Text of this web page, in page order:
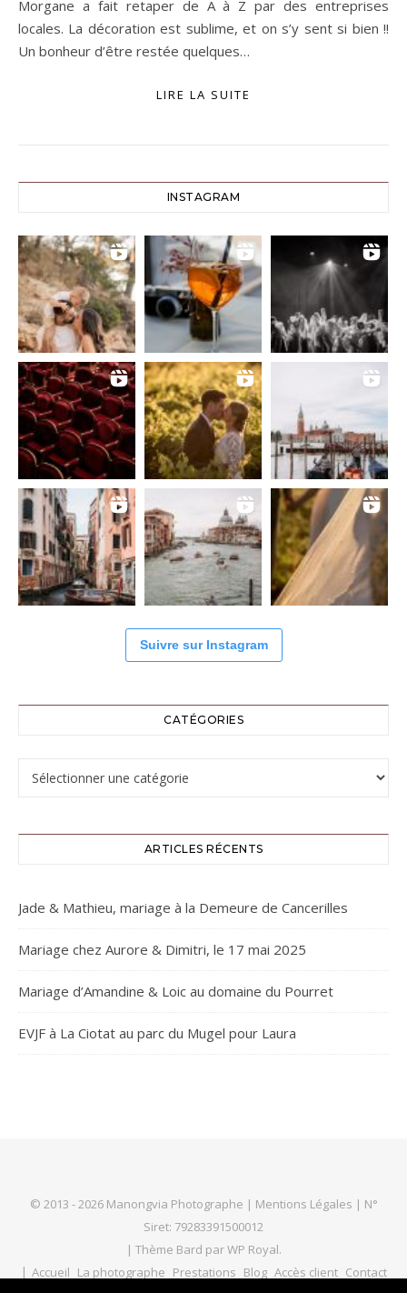
Morgane a fait retaper de A à Z par des entreprises
locales. La décoration est sublime, et on s’y sent si bien !!
Un bonheur d’être restée quelques…
LIRE LA SUITE
INSTAGRAM
Suivre sur Instagram
CATÉGORIES
Catégories
ARTICLES RÉCENTS
Jade & Mathieu, mariage à la Demeure de Cancerilles
Mariage chez Aurore & Dimitri, le 17 mai 2025
Mariage d’Amandine & Loic au domaine du Pourret
EVJF à La Ciotat au parc du Mugel pour Laura
© 2013 - 2026 Manongvia Photographe | Mentions Légales | N°
Siret: 79283391500012
| Thème Bard parWP Royal.
Accueil La photographe Prestations Blog Accès client Contact